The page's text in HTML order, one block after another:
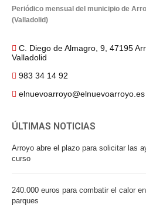
Periódico mensual del municipio de
(Valladolid)
C. Diego de Almagro, 9, 47195
Valladolid
983 34 14 92
elnuevoarroyo@elnuevoarroyo.es
ÚLTIMAS NOTICIAS
Arroyo abre el plazo para solicitar las
curso
240.000 euros para combatir el calor
parques